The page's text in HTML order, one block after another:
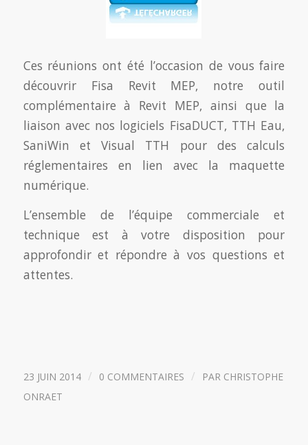
Ces réunions ont été l’occasion de vous faire
découvrir Fisa Revit MEP, notre outil
complémentaire à Revit MEP, ainsi que la
liaison avec nos logiciels FisaDUCT, TTH Eau,
SaniWin et Visual TTH pour des calculs
réglementaires en lien avec la maquette
numérique.
L’ensemble de l’équipe commerciale et
technique est à votre disposition pour
approfondir et répondre à vos questions et
attentes.
23 JUIN 2014 / 0 COMMENTAIRES / PAR CHRISTOPHE
ONRAET